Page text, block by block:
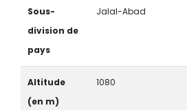
Sous-
division de
pays
Jalal-Abad
Altitude
(en m)
1080